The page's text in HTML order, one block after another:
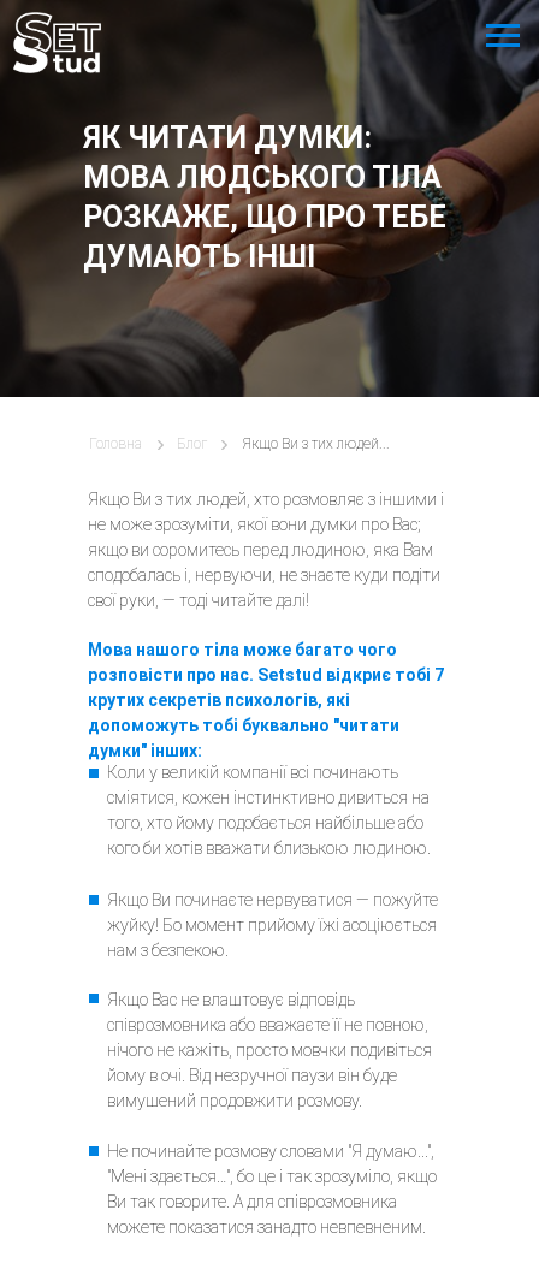
ЯК ЧИТАТИ ДУМКИ:
МОВА ЛЮДСЬКОГО ТІЛА
РОЗКАЖЕ, ЩО ПРО ТЕБЕ
ДУМАЮТЬ ІНШІ
Якщо Ви з тих людей, хто розмовляє з іншими і
не може зрозуміти, якої вони думки про Вас;
якщо ви соромитесь перед людиною, яка Вам
сподобалась і, нервуючи, не знаєте куди подіти
свої руки, — тоді читайте далі!
Головна Блог Якщо Ви з тих людей...
Мова нашого тіла може багато чого
розповісти про нас. Setstud відкриє тобі 7
крутих секретів психологів, які
допоможуть тобі буквально "читати
думки" інших:
Коли у великій компанії всі починають
сміятися, кожен інстинктивно дивиться на
того, хто йому подобається найбільше або
кого би хотів вважати близькою людиною.
Якщо Ви починаєте нервуватися — пожуйте
жуйку! Бо момент прийому їжі асоціюється
нам з безпекою.
Якщо Вас не влаштовує відповідь
співрозмовника або вважаєте її не повною,
нічого не кажіть, просто мовчки подивіться
йому в очі. Від незручної паузи він буде
вимушений продовжити розмову.
Не починайте розмову словами "Я думаю...",
"Мені здається…", бо це і так зрозуміло, якщо
Ви так говорите. А для співрозмовника
можете показатися занадто невпевненим.